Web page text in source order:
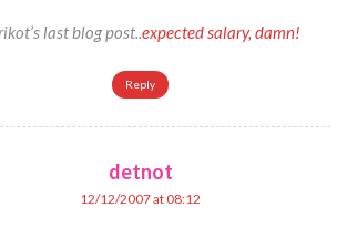
last blog post..expected salary, damn!
Reply
detnot
12/12/2007 at 08:12